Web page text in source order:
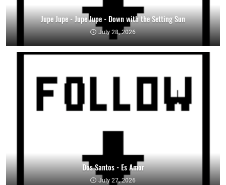
Jupe Jupe - Jupe Jupe - Down with the Setting Sun
July 28, 2026
Dos Santos - Es Amor
July 27, 2026